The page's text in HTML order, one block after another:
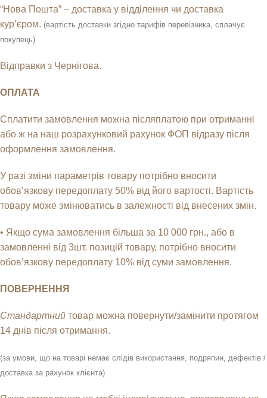
“Нова Пошта” – доставка у відділення чи доставка
кур’єром. (вартість доставки згідно тарифів перевізника, сплачує
покупець)
Відправки з Чернігова.
ОПЛАТА
Сплатити замовлення можна післяплатою при отриманні
або ж на наш розрахунковий рахунок ФОП відразу після
оформлення замовлення.
У разі зміни параметрів товару потрібно вносити
обов’язкову передоплату 50% від його вартості. Вартість
товару може змінюватись в залежності від внесених змін.
• Якщо сума замовлення більша за 10 000 грн., або в
замовленні від 3шт. позицій товару, потрібно вносити
обов’язкову передоплату 10% від суми замовлення.
ПОВЕРНЕННЯ
Стандартний товар можна повернути/замінити протягом
14 днів після отримання.
(за умови, що на товарі немає слідів використання, подряпин, дефектів /
доставка за рахунок клієнта)